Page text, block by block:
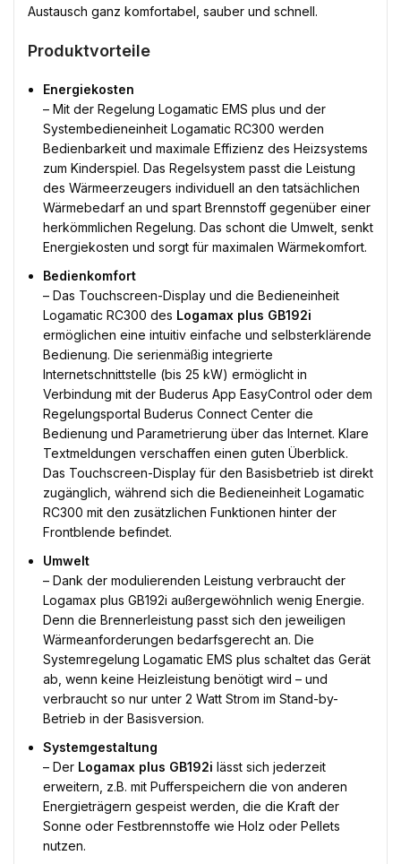
Austausch ganz komfortabel, sauber und schnell.
Produktvorteile
Energiekosten
– Mit der Regelung Logamatic EMS plus und der
Systembedieneinheit Logamatic RC300 werden
Bedienbarkeit und maximale Effizienz des Heizsystems
zum Kinderspiel. Das Regelsystem passt die Leistung
des Wärmeerzeugers individuell an den tatsächlichen
Wärmebedarf an und spart Brennstoff gegenüber einer
herkömmlichen Regelung. Das schont die Umwelt, senkt
Energiekosten und sorgt für maximalen Wärmekomfort.
Bedienkomfort
– Das Touchscreen-Display und die Bedieneinheit
Logamatic RC300 des Logamax plus GB192i
ermöglichen eine intuitiv einfache und selbsterklärende
Bedienung. Die serienmäßig integrierte
Internetschnittstelle (bis 25 kW) ermöglicht in
Verbindung mit der Buderus App EasyControl oder dem
Regelungsportal Buderus Connect Center die
Bedienung und Parametrierung über das Internet. Klare
Textmeldungen verschaffen einen guten Überblick.
Das Touchscreen-Display für den Basisbetrieb ist direkt
zugänglich, während sich die Bedieneinheit Logamatic
RC300 mit den zusätzlichen Funktionen hinter der
Frontblende befindet.
Umwelt
– Dank der modulierenden Leistung verbraucht der
Logamax plus GB192i außergewöhnlich wenig Energie.
Denn die Brennerleistung passt sich den jeweiligen
Wärmeanforderungen bedarfsgerecht an. Die
Systemregelung Logamatic EMS plus schaltet das Gerät
ab, wenn keine Heizleistung benötigt wird – und
verbraucht so nur unter 2 Watt Strom im Stand-by-
Betrieb in der Basisversion.
Systemgestaltung
– Der Logamax plus GB192i lässt sich jederzeit
erweitern, z.B. mit Pufferspeichern die von anderen
Energieträgern gespeist werden, die die Kraft der
Sonne oder Festbrennstoffe wie Holz oder Pellets
nutzen.